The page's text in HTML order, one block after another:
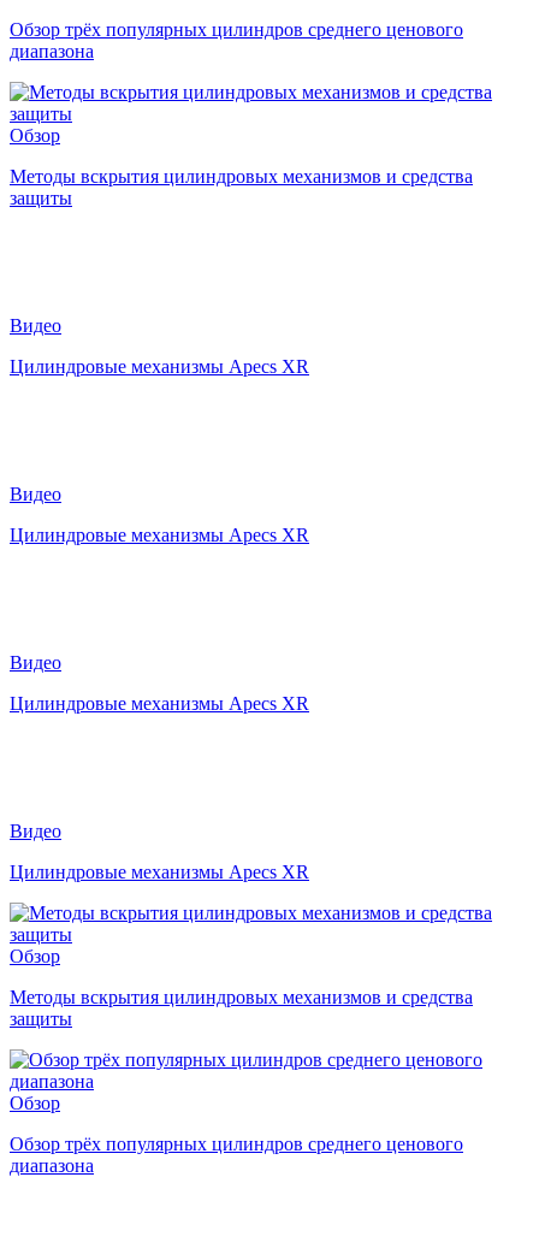
Обзор трёх популярных цилиндров среднего ценового
диапазона
Обзор
Методы вскрытия цилиндровых механизмов и средства
защиты
Видео
Цилиндровые механизмы Apecs XR
Видео
Цилиндровые механизмы Apecs XR
Видео
Цилиндровые механизмы Apecs XR
Видео
Цилиндровые механизмы Apecs XR
Обзор
Методы вскрытия цилиндровых механизмов и средства
защиты
Обзор
Обзор трёх популярных цилиндров среднего ценового
диапазона